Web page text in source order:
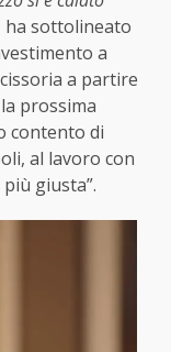
sottolineato
a
a partire
prossima
contento di
al lavoro con
giusta”.